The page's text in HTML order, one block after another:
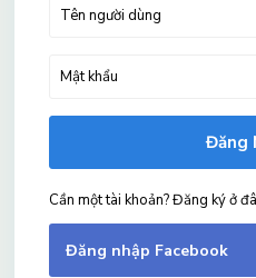
Đăng
Cần một tài khoản? Đăng ký ở
Đăng nhập Facebook